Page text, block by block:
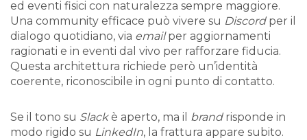
ed eventi fisici con naturalezza sempre maggiore.
Una community efficace può vivere su Discordper il
dialogo quotidiano, via emailper aggiornamenti
ragionati e in eventi dal vivo per rafforzare fiducia.
Questa architettura richiede però un’identità
coerente, riconoscibile in ogni punto di contatto.
Se il tono su Slackè aperto, ma il brandrisponde in
modo rigido su LinkedIn, la frattura appare subito.